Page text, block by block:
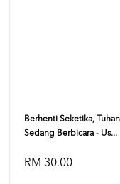
Berhenti Seketika, Tuhan
Sedang Berbicara - Us...
RM 30.00